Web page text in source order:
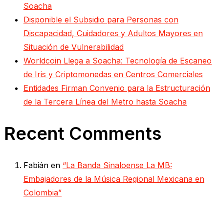
Soacha
Disponible el Subsidio para Personas con
Discapacidad, Cuidadores y Adultos Mayores en
Situación de Vulnerabilidad
Worldcoin Llega a Soacha: Tecnología de Escaneo
de Iris y Criptomonedas en Centros Comerciales
Entidades Firman Convenio para la Estructuración
de la Tercera Línea del Metro hasta Soacha
Recent Comments
Fabián en “La Banda Sinaloense La MB:
Embajadores de la Música Regional Mexicana en
Colombia”